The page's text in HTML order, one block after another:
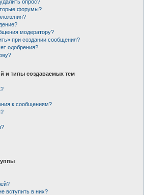
опрос?
форумы?
модератору?
при создании сообщения?
одобрения?
и типы создаваемых тем
к сообщениям?
вступить в них?